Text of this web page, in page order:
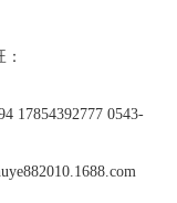
17854392777 0543-